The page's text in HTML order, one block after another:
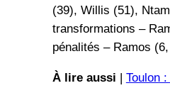
(39), Willis (51),
transformations –
pénalités – Ramos
À lire aussi | Toulon